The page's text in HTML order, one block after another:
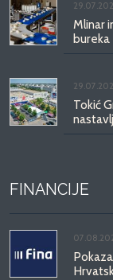
Mlinar
bureka
Tokić
FINANCIJE